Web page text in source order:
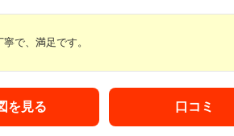
で、満足です。
を見る 口コミ